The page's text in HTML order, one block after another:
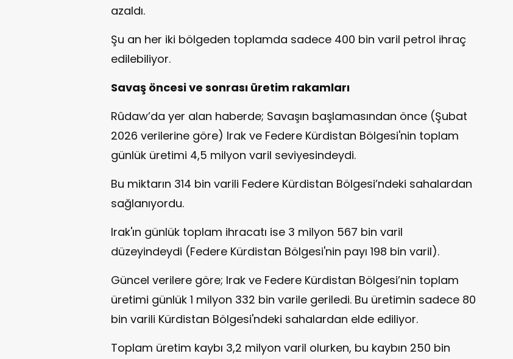
azaldı.
Şu an her iki bölgeden toplamda sadece 400 bin varil petrol ihraç
edilebiliyor.
Savaş öncesi ve sonrası üretim rakamları
Rûdaw’da yer alan haberde; Savaşın başlamasından önce (Şubat
2026 verilerine göre) Irak ve Federe Kürdistan Bölgesi'nin toplam
günlük üretimi 4,5 milyon varil seviyesindeydi.
Bu miktarın 314 bin varili Federe Kürdistan Bölgesi’ndeki sahalardan
sağlanıyordu.
Irak'ın günlük toplam ihracatı ise 3 milyon 567 bin varil
düzeyindeydi (Federe Kürdistan Bölgesi'nin payı 198 bin varil).
Güncel verilere göre; Irak ve Federe Kürdistan Bölgesi’nin toplam
üretimi günlük 1 milyon 332 bin varile geriledi. Bu üretimin sadece 80
bin varili Kürdistan Bölgesi'ndeki sahalardan elde ediliyor.
Toplam üretim kaybı 3,2 milyon varil olurken, bu kaybın 250 bin